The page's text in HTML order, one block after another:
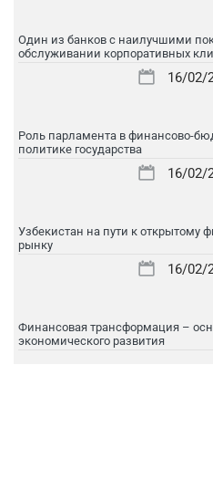
Один из банков с наилучшими
обслуживании корпоративных
16/02/
Роль парламента в финансово-
политике государства
16/02/
Узбекистан на пути к открытому
рынку
16/02/
Финансовая трансформация –
экономического развития